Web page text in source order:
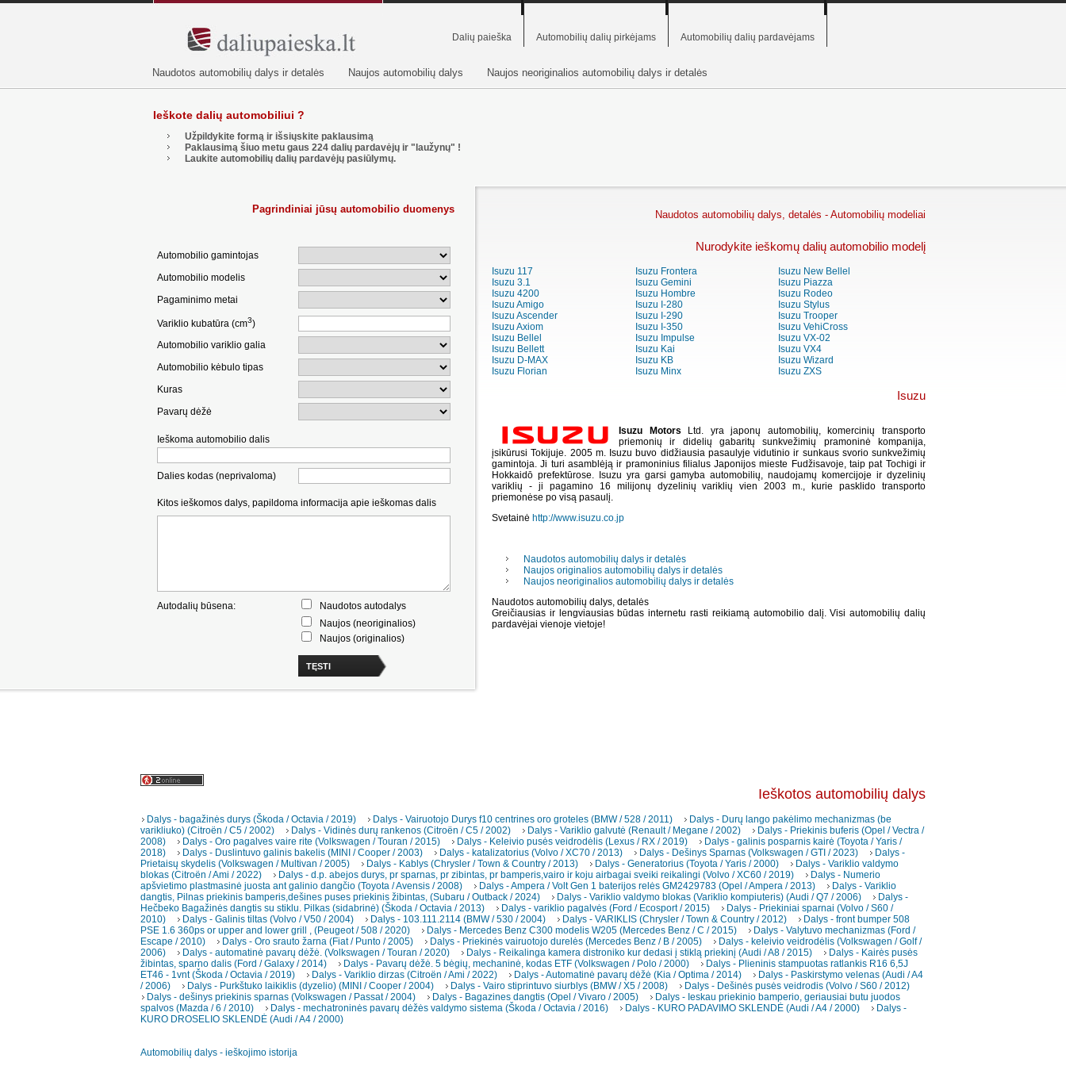
Dalių paieška Automobilių dalių pirkėjams Automobilių dalių pardavėjams
Naudotos automobilių dalys ir detalės Naujos automobilių dalys Naujos neoriginalios automobilių dalys ir detalės
Ieškote dalių automobiliui ?
Užpildykite formą ir išsiųskite paklausimą
Paklausimą šiuo metu gaus 224 dalių pardavėjų ir "laužynų" !
Laukite automobilių dalių pardavėjų pasiūlymų.
Pagrindiniai jūsų automobilio duomenys
Automobilio gamintojas
Automobilio modelis
Pagaminimo metai
Variklio kubatūra (cm3)
Automobilio variklio galia
Automobilio kėbulo tipas
Kuras
Pavarų dėžė
Ieškoma automobilio dalis
Dalies kodas (neprivaloma)
Kitos ieškomos dalys, papildoma informacija apie ieškomas dalis
Autodalių būsena:
Naudotos autodalys
Naujos (neoriginalios)
Naujos (originalios)
TĘSTI
Naudotos automobilių dalys, detalės - Automobilių modeliai
Nurodykite ieškomų dalių automobilio modelį
Isuzu 117
Isuzu 3.1
Isuzu 4200
Isuzu Amigo
Isuzu Ascender
Isuzu Axiom
Isuzu Bellel
Isuzu Bellett
Isuzu D-MAX
Isuzu Florian
Isuzu Frontera
Isuzu Gemini
Isuzu Hombre
Isuzu I-280
Isuzu I-290
Isuzu I-350
Isuzu Impulse
Isuzu Kai
Isuzu KB
Isuzu Minx
Isuzu New Bellel
Isuzu Piazza
Isuzu Rodeo
Isuzu Stylus
Isuzu Trooper
Isuzu VehiCross
Isuzu VX-02
Isuzu VX4
Isuzu Wizard
Isuzu ZXS
Isuzu
Isuzu Motors Ltd. yra japonų automobilių, komercinių transporto
priemonių ir didelių gabaritų sunkvežimių pramoninė kompanija,
įsikūrusi Tokijuje. 2005 m. Isuzu buvo didžiausia pasaulyje vidutinio ir sunkaus svorio sunkvežimių
gamintoja. Ji turi asamblėją ir pramoninius filialus Japonijos mieste Fudžisavoje, taip pat Tochigi ir
Hokkaidō prefektūrose. Isuzu yra garsi gamyba automobilių, naudojamų komercijoje ir dyzelinių
variklių - ji pagamino 16 milijonų dyzelinių variklių vien 2003 m., kurie pasklido transporto
priemonėse po visą pasaulį.
Svetainė http://www.isuzu.co.jp
Naudotos automobilių dalys ir detalės
Naujos originalios automobilių dalys ir detalės
Naujos neoriginalios automobilių dalys ir detalės
Naudotos automobilių dalys, detalės
Greičiausias ir lengviausias būdas internetu rasti reikiamą automobilio dalį. Visi automobilių dalių
pardavėjai vienoje vietoje!
Ieškotos automobilių dalys
Dalys - bagažinės durys (Škoda / Octavia / 2019) Dalys - Vairuotojo Durys f10 centrines oro groteles (BMW / 528 / 2011)
Dalys - Durų lango pakėlimo mechanizmas (be
varikliuko) (Citroën / C5 / 2002)
Dalys - Vidinės durų rankenos (Citroën / C5 / 2002) Dalys - Variklio galvutė (Renault / Megane / 2002)
Dalys - Priekinis buferis (Opel / Vectra /
2008)
Dalys - Oro pagalves vaire rite (Volkswagen / Touran / 2015) Dalys - Keleivio pusės veidrodėlis (Lexus / RX / 2019)
Dalys - galinis posparnis kairė (Toyota / Yaris /
2018)
Dalys - Duslintuvo galinis bakelis (MINI / Cooper / 2003) Dalys - katalizatorius (Volvo / XC70 / 2013) Dalys - Dešinys Sparnas (Volkswagen / GTI / 2023)
Dalys -
Prietaisų skydelis (Volkswagen / Multivan / 2005)
Dalys - Kablys (Chrysler / Town & Country / 2013) Dalys - Generatorius (Toyota / Yaris / 2000)
Dalys - Variklio valdymo
blokas (Citroën / Ami / 2022)
Dalys - d.p. abejos durys, pr sparnas, pr zibintas, pr bamperis,vairo ir koju airbagai sveiki reikalingi (Volvo / XC60 / 2019)
Dalys - Numerio
apšvietimo plastmasinė juosta ant galinio dangčio (Toyota / Avensis / 2008)
Dalys - Ampera / Volt Gen 1 baterijos relės GM2429783 (Opel / Ampera / 2013)
Dalys - Variklio
dangtis, Pilnas priekinis bamperis,dešines puses priekinis žibintas, (Subaru / Outback / 2024)
Dalys - Variklio valdymo blokas (Variklio kompiuteris) (Audi / Q7 / 2006)
Dalys -
Hečbeko Bagažinės dangtis su stiklu. Pilkas (sidabrinė) (Škoda / Octavia / 2013)
Dalys - variklio pagalvės (Ford / Ecosport / 2015)
Dalys - Priekiniai sparnai (Volvo / S60 /
2010)
Dalys - Galinis tiltas (Volvo / V50 / 2004) Dalys - 103.111.2114 (BMW / 530 / 2004) Dalys - VARIKLIS (Chrysler / Town & Country / 2012)
Dalys - front bumper 508
PSE 1.6 360ps or upper and lower grill , (Peugeot / 508 / 2020)
Dalys - Mercedes Benz C300 modelis W205 (Mercedes Benz / C / 2015)
Dalys - Valytuvo mechanizmas (Ford /
Escape / 2010)
Dalys - Oro srauto žarna (Fiat / Punto / 2005) Dalys - Priekinės vairuotojo durelės (Mercedes Benz / B / 2005)
Dalys - keleivio veidrodėlis (Volkswagen / Golf /
2006)
Dalys - automatinė pavarų dėžė. (Volkswagen / Touran / 2020) Dalys - Reikalinga kamera distroniko kur dedasi į stiklą priekinį (Audi / A8 / 2015)
Dalys - Kairės pusės
žibintas, sparno dalis (Ford / Galaxy / 2014)
Dalys - Pavarų dėžė. 5 bėgių, mechaninė, kodas ETF (Volkswagen / Polo / 2000)
Dalys - Plieninis stampuotas ratlankis R16 6,5J
ET46 - 1vnt (Škoda / Octavia / 2019)
Dalys - Variklio dirzas (Citroën / Ami / 2022) Dalys - Automatinė pavarų dėžė (Kia / Optima / 2014)
Dalys - Paskirstymo velenas (Audi / A4
/ 2006)
Dalys - Purkštuko laikiklis (dyzelio) (MINI / Cooper / 2004) Dalys - Vairo stiprintuvo siurblys (BMW / X5 / 2008)
Dalys - Dešinės pusės veidrodis (Volvo / S60 / 2012)
Dalys - dešinys priekinis sparnas (Volkswagen / Passat / 2004)
Dalys - Bagazines dangtis (Opel / Vivaro / 2005)
Dalys - Ieskau priekinio bamperio, geriausiai butu juodos
spalvos (Mazda / 6 / 2010)
Dalys - mechatroninės pavarų dėžės valdymo sistema (Škoda / Octavia / 2016) Dalys - KURO PADAVIMO SKLENDĖ (Audi / A4 / 2000)
Dalys -
KURO DROSELIO SKLENDĖ (Audi / A4 / 2000)
Automobilių dalys - ieškojimo istorija